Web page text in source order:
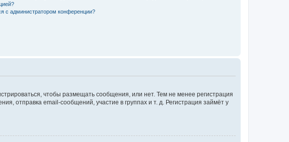
с администратором конференции?
чтобы размещать сообщения, или нет. Тем не менее регистрация
отправка email-сообщений, участие в группах и т. д. Регистрация займёт у